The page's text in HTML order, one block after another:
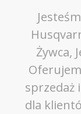
Żywca,
sprzedaż
dla